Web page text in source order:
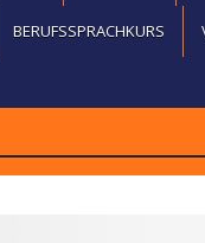
BERUFSSPRACHKURS